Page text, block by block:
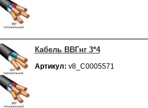
Кабель ВВГнг 3*4
Артикул: v8_С0005571